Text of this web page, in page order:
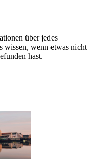
über jedes
wissen, wenn etwas nicht
hast.